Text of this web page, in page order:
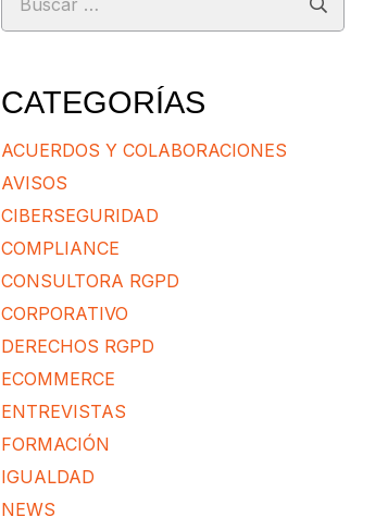
CATEGORÍAS
ACUERDOS Y COLABORACIONES
AVISOS
CIBERSEGURIDAD
COMPLIANCE
CONSULTORA RGPD
CORPORATIVO
DERECHOS RGPD
ECOMMERCE
ENTREVISTAS
FORMACIÓN
IGUALDAD
NEWS